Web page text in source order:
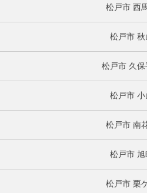
松戸市 西
松戸市 秋
松戸市 久保
松戸市 小
松戸市 南
松戸市 旭
松戸市 栗